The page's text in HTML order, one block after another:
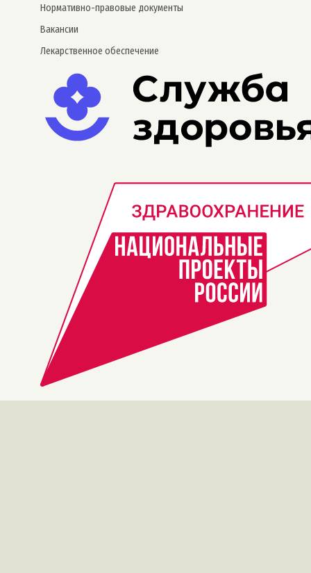
Нормативно-правовые документы
Вакансии
Лекарственное обеспечение